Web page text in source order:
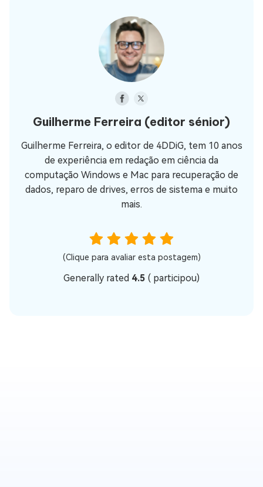
Guilherme Ferreira (editor sénior)
Guilherme Ferreira, o editor de 4DDiG, tem 10 anos
de experiência em redação em ciência da
computação Windows e Mac para recuperação de
dados, reparo de drives, erros de sistema e muito
mais.
(Clique para avaliar esta postagem)
Generally rated 4.5 ( participou)